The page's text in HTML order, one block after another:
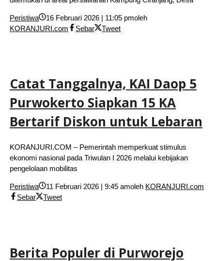
Peristiwa 16 Februari 2026 | 11:05 pmoleh
KORANJURI.com
Sebar Tweet
Catat Tanggalnya, KAI Daop 5
Purwokerto Siapkan 15 KA
Bertarif Diskon untuk Lebaran
KORANJURI.COM – Pemerintah memperkuat stimulus
ekonomi nasional pada Triwulan I 2026 melalui kebijakan
pengelolaan mobilitas
Peristiwa 11 Februari 2026 | 9:45 amoleh KORANJURI.com
Sebar
Tweet
Berita Populer di Purworejo